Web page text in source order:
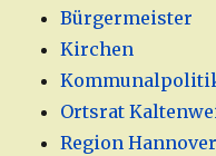
Bürgermeister
Kirchen
Ortsrat
Region Hannover